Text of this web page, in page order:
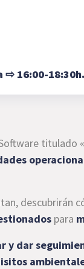
⇨ 16:00-18:30h.
titulado
descubrirán
para
y dar